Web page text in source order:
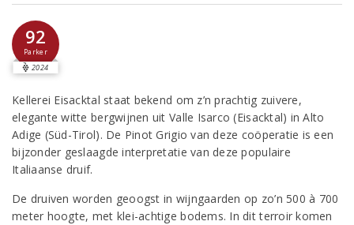
92
Parker
2024
Kellerei Eisacktal staat bekend om z’n prachtig zuivere,
elegante witte bergwijnen uit Valle Isarco (Eisacktal) in Alto
Adige (Süd-Tirol). De Pinot Grigio van deze coöperatie is een
bijzonder geslaagde interpretatie van deze populaire
Italiaanse druif.
De druiven worden geoogst in wijngaarden op zo’n 500 à 700
meter hoogte, met klei-achtige bodems. In dit terroir komen